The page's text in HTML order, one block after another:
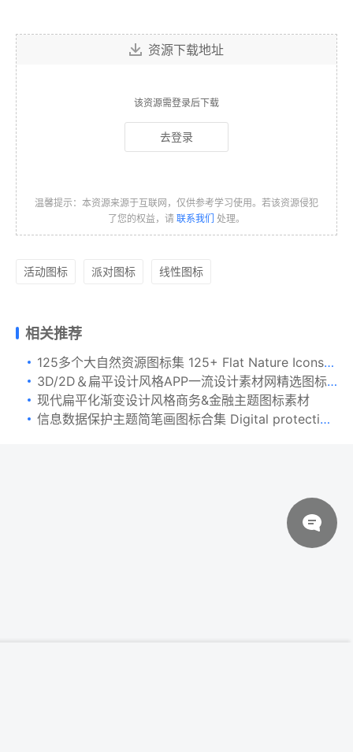
资源下载地址
该资源需登录后下载
去登录
温馨提示：本资源来源于互联网，仅供参考学习使用。若该资源侵犯
了您的权益，请 联系我们 处理。
活动图标 派对图标 线性图标
相关推荐
125多个大自然资源图标集 125+ Flat Nature Icons Set
3D/2D＆扁平设计风格APP一流设计素材网精选图标生成器v3 App Icons Generator vol. 3
现代扁平化渐变设计风格商务&金融主题图标素材
信息数据保护主题简笔画图标合集 Digital protection icons